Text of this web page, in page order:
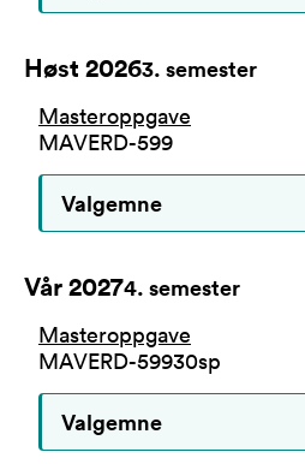
Høst 20263. semester
Masteroppgave
MAVERD-599
Valgemne
Vår 20274. semester
Masteroppgave
MAVERD-59930sp
Valgemne